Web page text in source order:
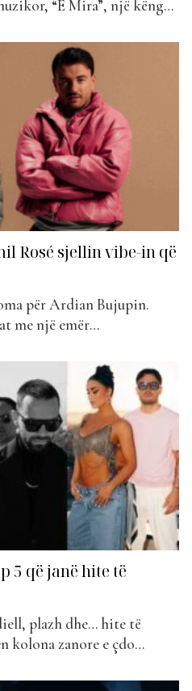
“E Mira”, një këngë
në ditët e nxehta të
parë, “E Mira” krijon
Rosé sjellin vibe-in që
për Ardian Bujupin.
me një emër
i ri i kësaj dyshje që
në “The Top List”. Kjo
5 që janë hite të
plazh dhe… hite të
kolona zanore e çdo
së miri këtij përshkrimi. Po